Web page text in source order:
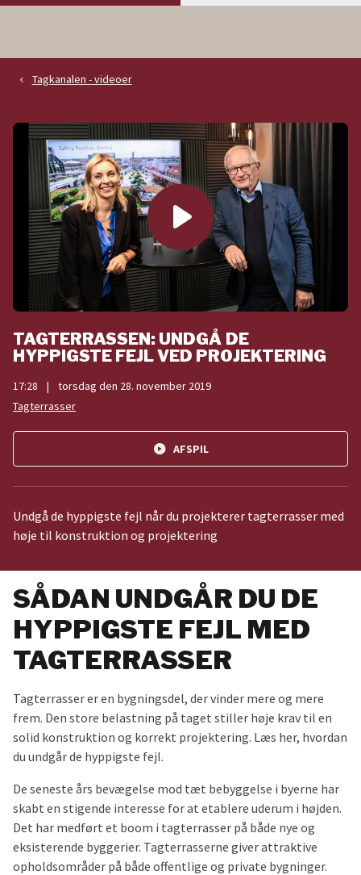
navigate_before Tagkanalen - videoer
TAGTERRASSEN: UNDGÅ DE
HYPPIGSTE FEJL VED PROJEKTERING
17:28 |
torsdag den 28. november 2019
Tagterrasser
play_circle AFSPIL
Undgå de hyppigste fejl når du projekterer tagterrasser med
høje til konstruktion og projektering
play_arrow
SÅDAN UNDGÅR DU DE
HYPPIGSTE FEJL MED
TAGTERRASSER
Tagterrasser er en bygningsdel, der vinder mere og mere
frem. Den store belastning på taget stiller høje krav til en
solid konstruktion og korrekt projektering. Læs her, hvordan
du undgår de hyppigste fejl.
De seneste års bevægelse mod tæt bebyggelse i byerne har
skabt en stigende interesse for at etablere uderum i højden.
Det har medført et boom i tagterrasser på både nye og
eksisterende byggerier. Tagterrasserne giver attraktive
opholdsområder på både offentlige og private bygninger.